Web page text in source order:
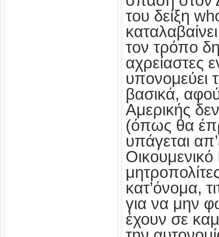
του δείξη
τον τρόπο
αχρείαστες
υπονομεύει
βασικά,
Αμερικής
(όπως θα
υπάγεται
κατ’όνομα,
για να μην
έχουν σε